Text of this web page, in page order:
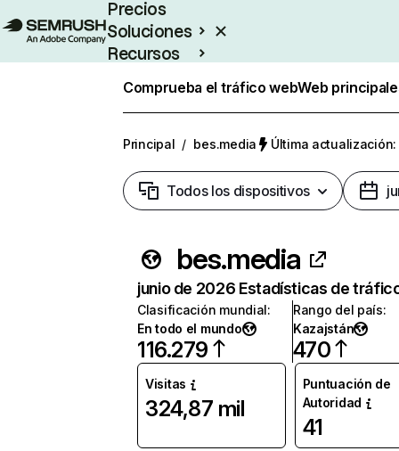
Precios
Soluciones
Recursos
Comprueba el tráfico webWeb
Principal / bes.media Última
Todos los dispositivos
bes.media
junio de 2026 Estadísticas de
Clasificación mundial:
En todo el mundo
116.279
Rango del país:
Kazajstán
470
Visitas
324,87 mil
Puntuación de
Autoridad
41